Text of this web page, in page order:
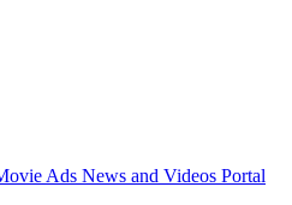
Ads News and Videos Portal